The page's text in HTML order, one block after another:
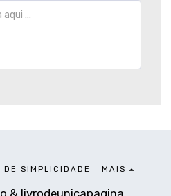
& livrodeunicapagina
DE SIMPLICIDADE MAIS